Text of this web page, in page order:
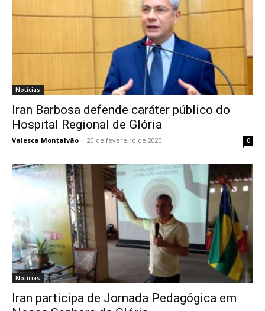
Notícias
Iran Barbosa defende caráter público do
Hospital Regional de Glória
Valesca Montalvão - 20 de fevereiro de 2020 0
Notícias
Iran participa de Jornada Pedagógica em